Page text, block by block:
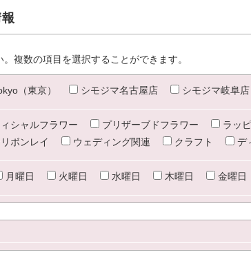
複数の項目を選択することができます。
（東京） シモジマ名古屋店 シモジマ岐阜店
シャルフラワー プリザーブドフラワー ラッ
ボンレイ
ウェディング関連 クラフト デ
月曜日 火曜日 水曜日 木曜日 金曜日